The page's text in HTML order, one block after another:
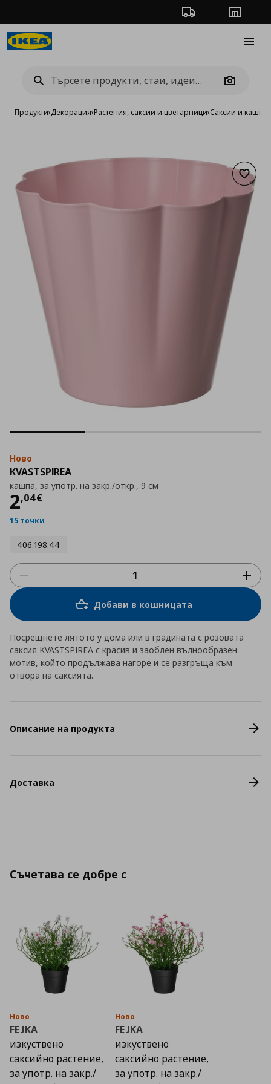
Проследяване на
Camera
Продукти›Декорация›Растения, саксии и цветарници›Саксии и кашпи
Ново
KVASTSPIREA
кашпа, за употр. на закр./откр., 9 см
2,04€
Цена
15 точки
406.198.44
Добави в кошницата
Посрещнете лятото у дома или в градината с розовата
саксия KVASTSPIREA с красив и заоблен вълнообразен
мотив, който продължава нагоре и се разгръща към
отвора на саксията.
Описание на продукта
Доставка
Съчетава се добре с
Ново
FEJKA
изкуствено
саксийно растение,
за употр. на закр./
Ново
FEJKA
изкуствено
саксийно растение,
за употр. на закр./